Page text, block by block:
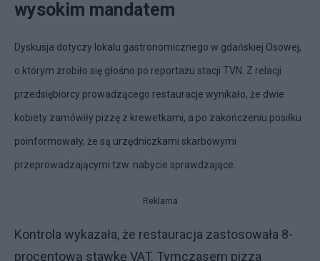
wysokim mandatem
Dyskusja dotyczy lokalu gastronomicznego w gdańskiej Osowej,
o którym zrobiło się głośno po reportażu stacji TVN. Z relacji
przedsiębiorcy prowadzącego restauracje wynikało, że dwie
kobiety zamówiły pizzę z krewetkami, a po zakończeniu posiłku
poinformowały, że są urzędniczkami skarbowymi
przeprowadzającymi tzw. nabycie sprawdzające.
Reklama
Kontrola wykazała, że restauracja zastosowała 8-
procentową stawkę VAT. Tymczasem pizza